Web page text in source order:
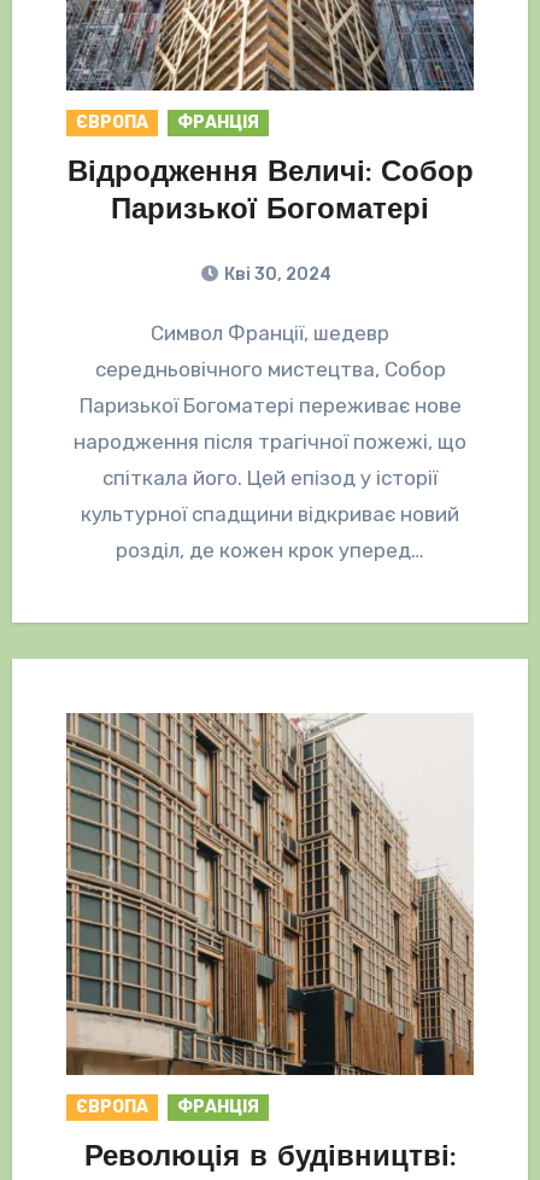
ЄВРОПА ФРАНЦІЯ
Відродження Величі: Собор
Паризької Богоматері
Кві 30, 2024
Символ Франції, шедевр
середньовічного мистецтва, Собор
Паризької Богоматері переживає нове
народження після трагічної пожежі, що
спіткала його. Цей епізод у історії
культурної спадщини відкриває новий
розділ, де кожен крок уперед…
ЄВРОПА ФРАНЦІЯ
Революція в будівництві: